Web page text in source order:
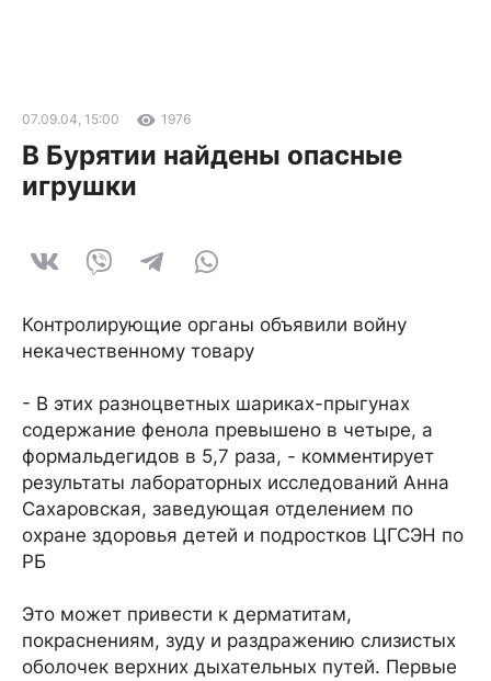
07.09.04, 15:00 1976
В Бурятии найдены опасные
игрушки
Контролирующие органы объявили войну
некачественному товару
- В этих разноцветных шариках-прыгунах
содержание фенола превышено в четыре, а
формальдегидов в 5,7 раза, - комментирует
результаты лабораторных исследований Анна
Сахаровская, заведующая отделением по
охране здоровья детей и подростков ЦГСЭН по
РБ
Это может привести к дерматитам,
покраснениям, зуду и раздражению слизистых
оболочек верхних дыхательных путей. Первые